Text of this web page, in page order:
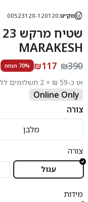
מק״ט:00523120-120120
MARAKESH
₪390
₪117 70% הנחה
או כ-59 ₪ × 2 תשלומים ללא ריבית
Online Only
צורה
מלבן
צורה
עגול
מידות